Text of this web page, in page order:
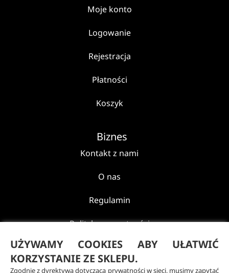
UŻYWAMY COOKIES ABY UŁATWIĆ
KORZYSTANIE ZE SKLEPU.
Zgodnie z dyrektywą dotyczącą prywatności w sieci, musimy zapytać
Moje konto
Logowanie
Rejestracja
Płatności
Koszyk
Biznes
Kontakt z nami
O nas
Regulamin
Polityka prywatności
Reklamacje i zwroty